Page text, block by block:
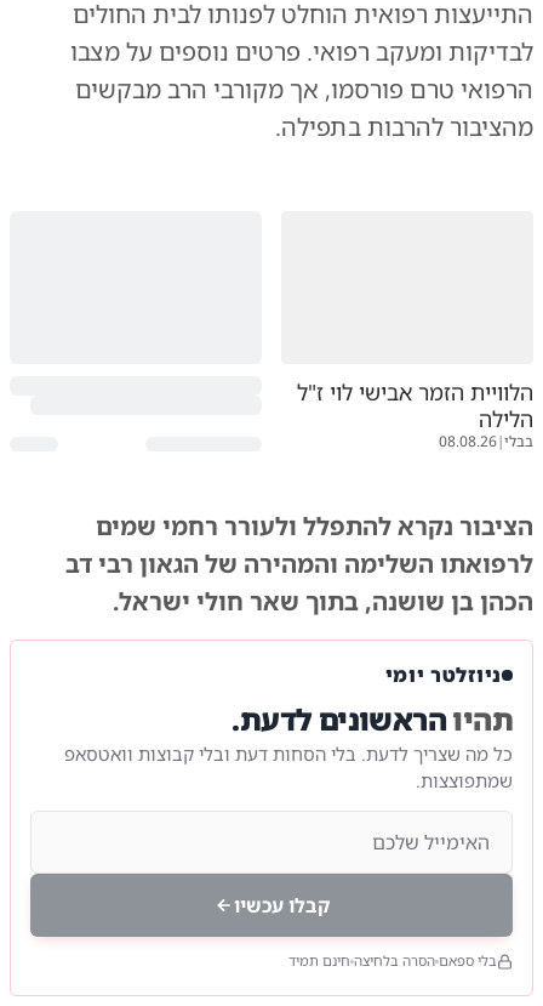
התייעצות רפואית הוחלט לפנותו לבית החולים
לבדיקות ומעקב רפואי. פרטים נוספים על מצבו
הרפואי טרם פורסמו, אך מקורבי הרב מבקשים
מהציבור להרבות בתפילה.
הלוויית הזמר אבישי לוי ז"ל
הלילה
בבלי|
08.08.26
הציבור נקרא להתפלל ולעורר רחמי שמים
לרפואתו השלימה והמהירה של הגאון רבי דב
הכהן בן שושנה, בתוך שאר חולי ישראל.
ניוזלטר יומי
תהיוהראשונים לדעת.
כל מה שצריך לדעת. בלי הסחות דעת ובלי קבוצות וואטסאפ
שמתפוצצות.
קבלו עכשיו
בלי ספאם הסרה בלחיצה חינם תמיד